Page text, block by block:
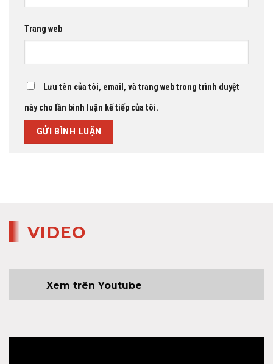
Trang web
Lưu tên của tôi, email, và trang web trong trình duyệt
này cho lần bình luận kế tiếp của tôi.
VIDEO
Xem trên Youtube